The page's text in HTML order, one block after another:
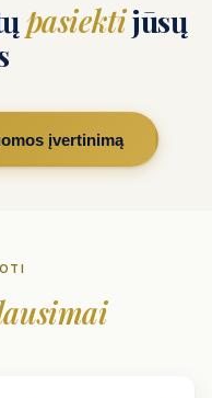
pasiektijūsų
įvertinimą